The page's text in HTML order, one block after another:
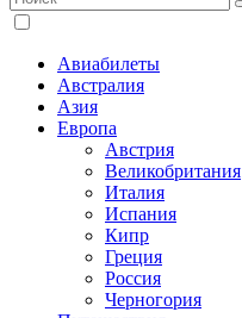
Авиабилеты
Австралия
Азия
Европа
Австрия
Великобритания
Италия
Испания
Кипр
Греция
Россия
Черногория